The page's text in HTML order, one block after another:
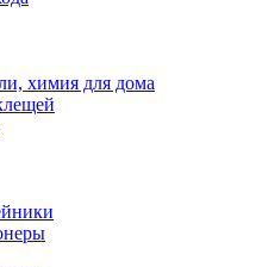
химия для дома